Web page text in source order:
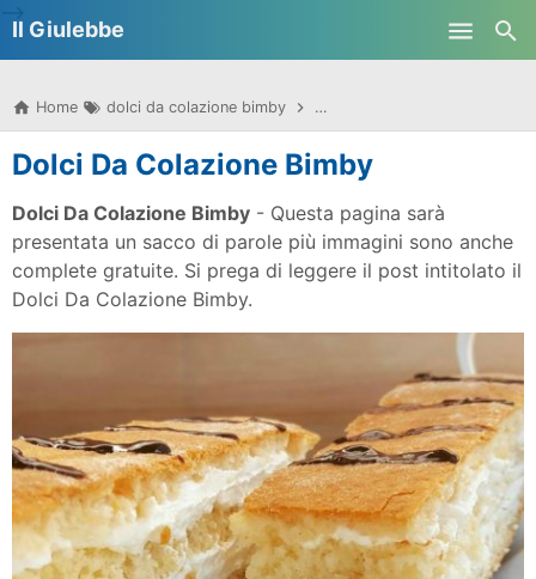
Il Giulebbe
Home dolci da colazione bimby dolci da colazione bimby tm5
Dolci Da Colazione Bimby
Dolci Da Colazione Bimby - Questa pagina sarà
presentata un sacco di parole più immagini sono anche
complete gratuite. Si prega di leggere il post intitolato il
Dolci Da Colazione Bimby.